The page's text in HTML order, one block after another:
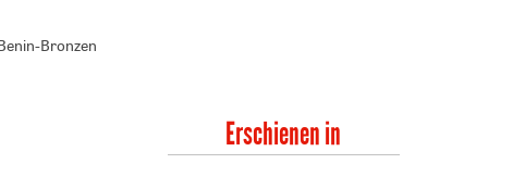
Bronzen
Erschienen in